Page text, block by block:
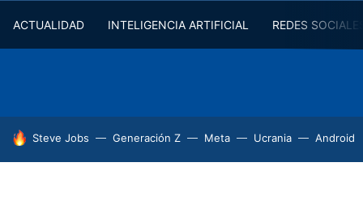
ACTUALIDAD INTELIGENCIA ARTIFICIAL REDES
HOY SE HABLA DE
Steve Jobs Generación Z Meta Ucrania Android